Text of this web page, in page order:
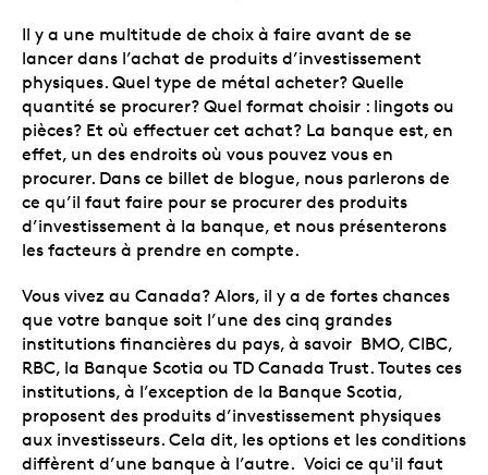
Il y a une multitude de choix à faire avant de se
lancer dans l’achat de produits d’investissement
physiques. Quel type de métal acheter? Quelle
quantité se procurer? Quel format choisir : lingots ou
pièces? Et où effectuer cet achat? La banque est, en
effet, un des endroits où vous pouvez vous en
procurer. Dans ce billet de blogue, nous parlerons de
ce qu’il faut faire pour se procurer des produits
d’investissement à la banque, et nous présenterons
les facteurs à prendre en compte.
Vous vivez au Canada? Alors, il y a de fortes chances
que votre banque soit l’une des cinq grandes
institutions financières du pays, à savoir BMO, CIBC,
RBC, la Banque Scotia ou TD Canada Trust. Toutes ces
institutions, à l’exception de la Banque Scotia,
proposent des produits d’investissement physiques
aux investisseurs. Cela dit, les options et les conditions
diffèrent d’une banque à l’autre. Voici ce qu'il faut